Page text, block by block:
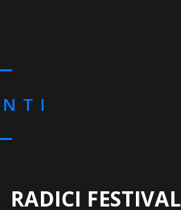
RADICI FESTIVAL